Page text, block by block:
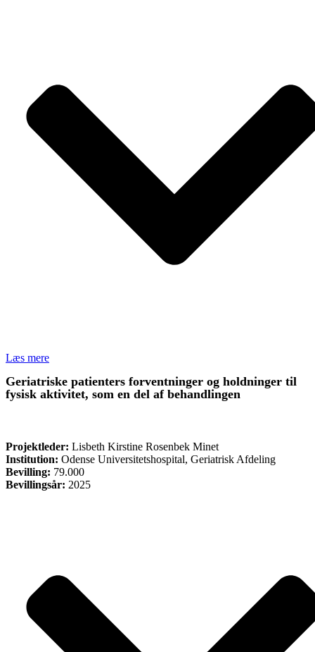
Læs mere
Geriatriske patienters forventninger og holdninger til
fysisk aktivitet, som en del af behandlingen
Projektleder: Lisbeth Kirstine Rosenbek Minet
Institution: Odense Universitetshospital, Geriatrisk Afdeling
Bevilling: 79.000
Bevillingsår: 2025